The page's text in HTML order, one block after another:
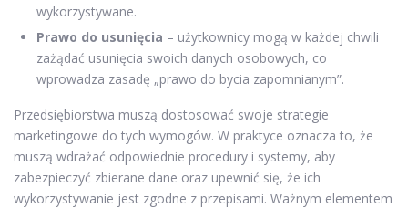
wykorzystywane.
Prawo do usunięcia – użytkownicy mogą w każdej chwili
zażądać usunięcia swoich danych osobowych, co
wprowadza zasadę „prawo do bycia zapomnianym”.
Przedsiębiorstwa muszą dostosować swoje strategie
marketingowe do tych wymogów. W praktyce oznacza to, że
muszą wdrażać odpowiednie procedury i systemy, aby
zabezpieczyć zbierane dane oraz upewnić się, że ich
wykorzystywanie jest zgodne z przepisami. Ważnym elementem